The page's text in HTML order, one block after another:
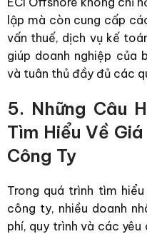
lập mà còn cung cấp
vấn thuế, dịch vụ kế
giúp doanh nghiệp của
và tuân thủ đầy đủ các
5. Những Câu
Tìm Hiểu Về
Công Ty
Trong quá trình tìm hiểu
công ty, nhiều doanh
phí, quy trình và các yêu